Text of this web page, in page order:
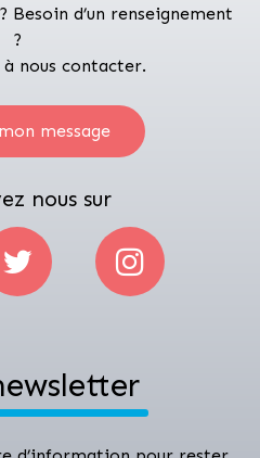
Besoin d’un renseignement
?
à nous contacter.
message
nous sur